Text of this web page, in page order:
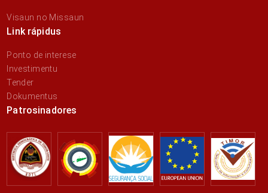
Visaun no Missaun
Link rápidus
Ponto de interese
Investimentu
Tender
Dokumentus
Patrosinadores